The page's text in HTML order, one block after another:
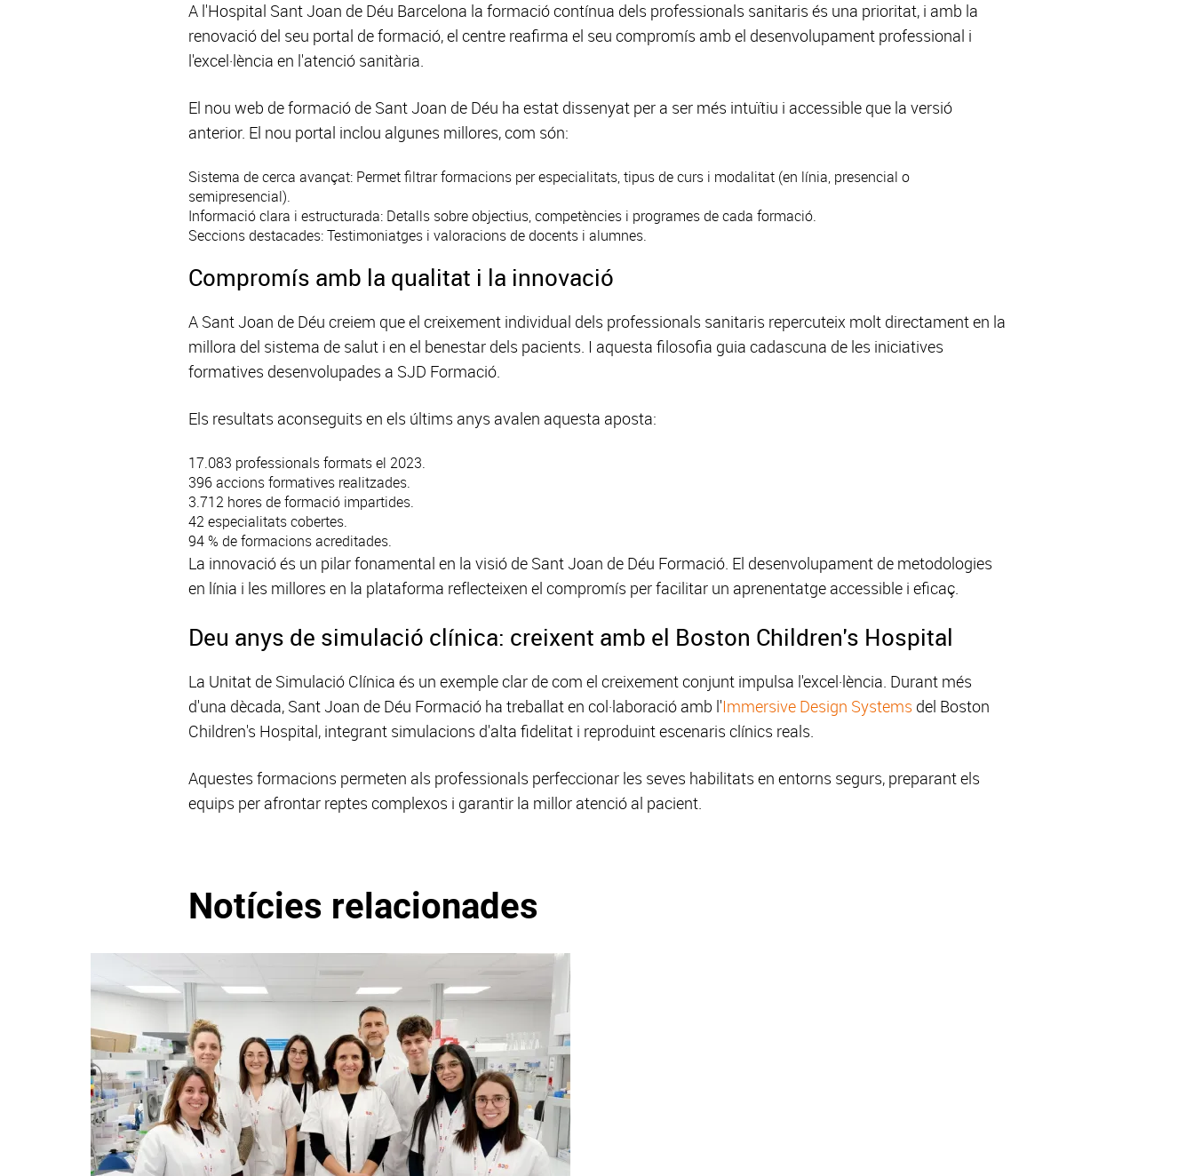
A l'Hospital Sant Joan de Déu Barcelona la formació contínua dels professionals sanitaris és una prioritat, i amb la
renovació del seu portal de formació, el centre reafirma el seu compromís amb el desenvolupament professional i
l'excel·lència en l'atenció sanitària.
El nou web de formació de Sant Joan de Déu ha estat dissenyat per a ser més intuïtiu i accessible que la versió
anterior. El nou portal inclou algunes millores, com són:
Sistema de cerca avançat: Permet filtrar formacions per especialitats, tipus de curs i modalitat (en línia, presencial o
semipresencial).
Informació clara i estructurada: Detalls sobre objectius, competències i programes de cada formació.
Seccions destacades: Testimoniatges i valoracions de docents i alumnes.
Compromís amb la qualitat i la innovació
A Sant Joan de Déu creiem que el creixement individual dels professionals sanitaris repercuteix molt directament en la
millora del sistema de salut i en el benestar dels pacients. I aquesta filosofia guia cadascuna de les iniciatives
formatives desenvolupades a SJD Formació.
Els resultats aconseguits en els últims anys avalen aquesta aposta:
17.083 professionals formats el 2023.
396 accions formatives realitzades.
3.712 hores de formació impartides.
42 especialitats cobertes.
94 % de formacions acreditades.
La innovació és un pilar fonamental en la visió de Sant Joan de Déu Formació. El desenvolupament de metodologies
en línia i les millores en la plataforma reflecteixen el compromís per facilitar un aprenentatge accessible i eficaç.
Deu anys de simulació clínica: creixent amb el Boston Children's Hospital
La Unitat de Simulació Clínica és un exemple clar de com el creixement conjunt impulsa l'excel·lència. Durant més
d'una dècada, Sant Joan de Déu Formació ha treballat en col·laboració amb l'Immersive Design Systems del Boston
Children's Hospital, integrant simulacions d'alta fidelitat i reproduint escenaris clínics reals.
Aquestes formacions permeten als professionals perfeccionar les seves habilitats en entorns segurs, preparant els
equips per afrontar reptes complexos i garantir la millor atenció al pacient.
Notícies relacionades